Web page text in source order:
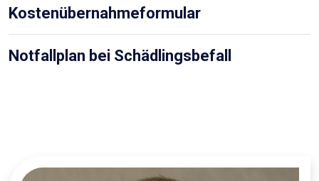
Kostenübernahmeformular
Notfallplan bei Schädlingsbefall